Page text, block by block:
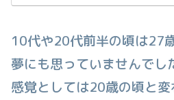
春雨生活に戻り
10代や20代前半の頃は27
夢にも思っていませんで
感覚としては20歳の頃と変